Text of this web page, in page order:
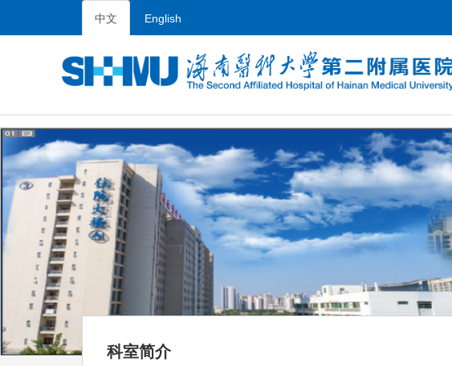
中文 English
科室简介